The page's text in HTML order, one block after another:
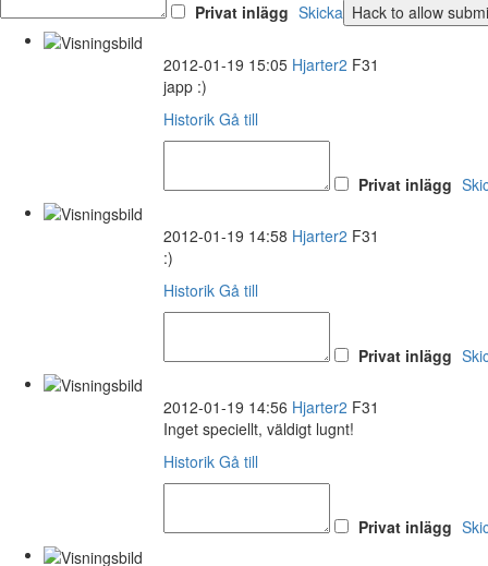
Privat inlägg Skicka
2012-01-19 15:05 Hjarter2 F31
japp :)
Historik Gå till
Privat inlägg
2012-01-19 14:58 Hjarter2 F31
:)
Historik Gå till
Privat inlägg
2012-01-19 14:56 Hjarter2 F31
Inget speciellt, väldigt lugnt!
Historik Gå till
Privat inlägg